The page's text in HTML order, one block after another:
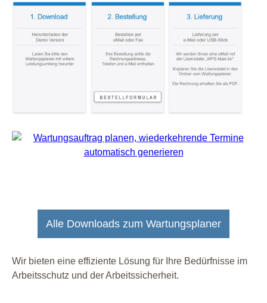
Alle Downloads zum Wartungsplaner
Wir bieten eine effiziente Lösung für Ihre Bedürfnisse im
Arbeitsschutz und der Arbeitssicherheit.